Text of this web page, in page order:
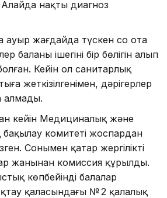
Алайда нақты диагноз
ауыр жағдайда түскен соң ота
баланың ішегінің бір бөлігін алып
Кейін ол санитарлық
жеткізілгенімен, дәрігерлер
алмады.
кейін Медициналық және
комитеті жоспардан
Сонымен қатар жергілікті
жанынан комиссия құрылды.
көпбейінді балалар
қаласындағы № 2 қалалық